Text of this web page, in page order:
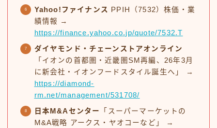
Yahoo!ファイナンス PPIH（7532）株価・業
績情報 →
https://finance.yahoo.co.jp/quote/7532.T
ダイヤモンド・チェーンストアオンライン
「イオンの首都圏・近畿圏SM再編、26年3月
に新会社・イオンフードスタイル誕生へ」 →
https://diamond-
rm.net/management/531708/
日本M&Aセンター
「スーパーマーケットの
M&A戦略 アークス・ヤオコーなど」 →